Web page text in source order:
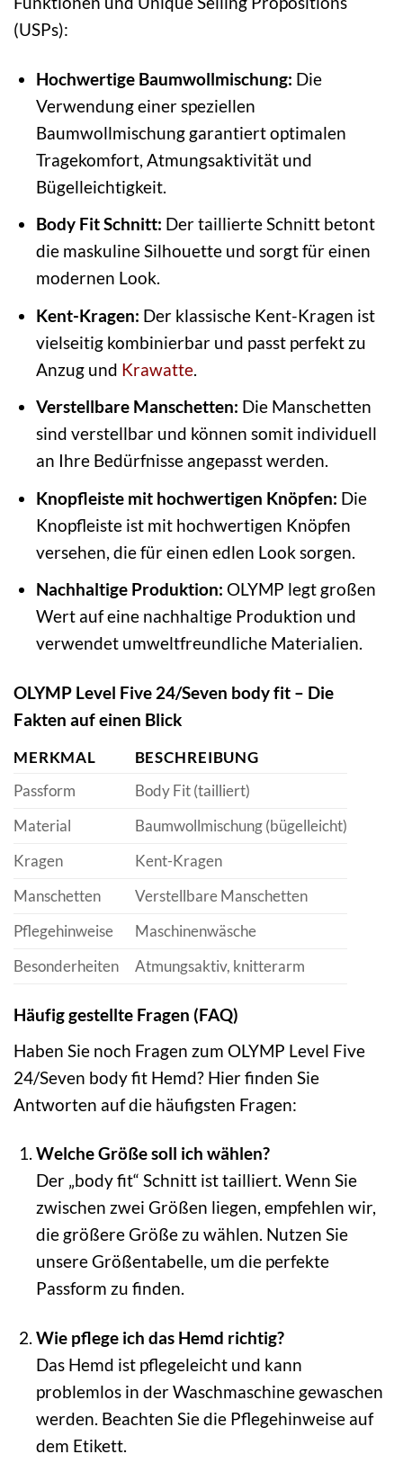
(USPs):
Hochwertige Baumwollmischung: Die
Verwendung einer speziellen
Baumwollmischung garantiert optimalen
Tragekomfort, Atmungsaktivität und
Bügelleichtigkeit.
Body Fit Schnitt: Der taillierte Schnitt betont
die maskuline Silhouette und sorgt für einen
modernen Look.
Kent-Kragen: Der klassische Kent-Kragen ist
vielseitig kombinierbar und passt perfekt zu
Anzug und Krawatte.
Verstellbare Manschetten: Die Manschetten
sind verstellbar und können somit individuell
an Ihre Bedürfnisse angepasst werden.
Knopfleiste mit hochwertigen Knöpfen: Die
Knopfleiste ist mit hochwertigen Knöpfen
versehen, die für einen edlen Look sorgen.
Nachhaltige Produktion: OLYMP legt großen
Wert auf eine nachhaltige Produktion und
verwendet umweltfreundliche Materialien.
OLYMP Level Five 24/Seven body fit – Die
Fakten auf einen Blick
MERKMAL
BESCHREIBUNG
Passform
Body Fit (tailliert)
Material
Baumwollmischung (bügelleicht)
Kragen
Kent-Kragen
Manschetten
Verstellbare Manschetten
Pflegehinweise
Maschinenwäsche
Besonderheiten
Atmungsaktiv, knitterarm
Häufig gestellte Fragen (FAQ)
Haben Sie noch Fragen zum OLYMP Level Five
24/Seven body fit Hemd? Hier finden Sie
Antworten auf die häufigsten Fragen:
Welche Größe soll ich wählen?
Der „body fit“ Schnitt ist tailliert. Wenn Sie
zwischen zwei Größen liegen, empfehlen wir,
die größere Größe zu wählen. Nutzen Sie
unsere Größentabelle, um die perfekte
Passform zu finden.
Wie pflege ich das Hemd richtig?
Das Hemd ist pflegeleicht und kann
problemlos in der Waschmaschine gewaschen
werden. Beachten Sie die Pflegehinweise auf
dem Etikett.